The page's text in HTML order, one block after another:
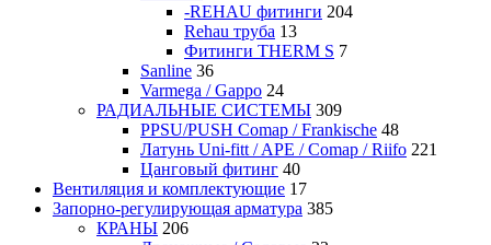
-REHAU фитинги 204
Rehau труба 13
Фитинги THERM S 7
Sanline 36
Varmega / Gappo 24
РАДИАЛЬНЫЕ СИСТЕМЫ 309
PPSU/PUSH Comap / Frankische 48
Латунь Uni-fitt / APE / Comap / Riifo 221
Цанговый фитинг 40
Вентиляция и комплектующие 17
Запорно-регулирующая арматура 385
КРАНЫ 206